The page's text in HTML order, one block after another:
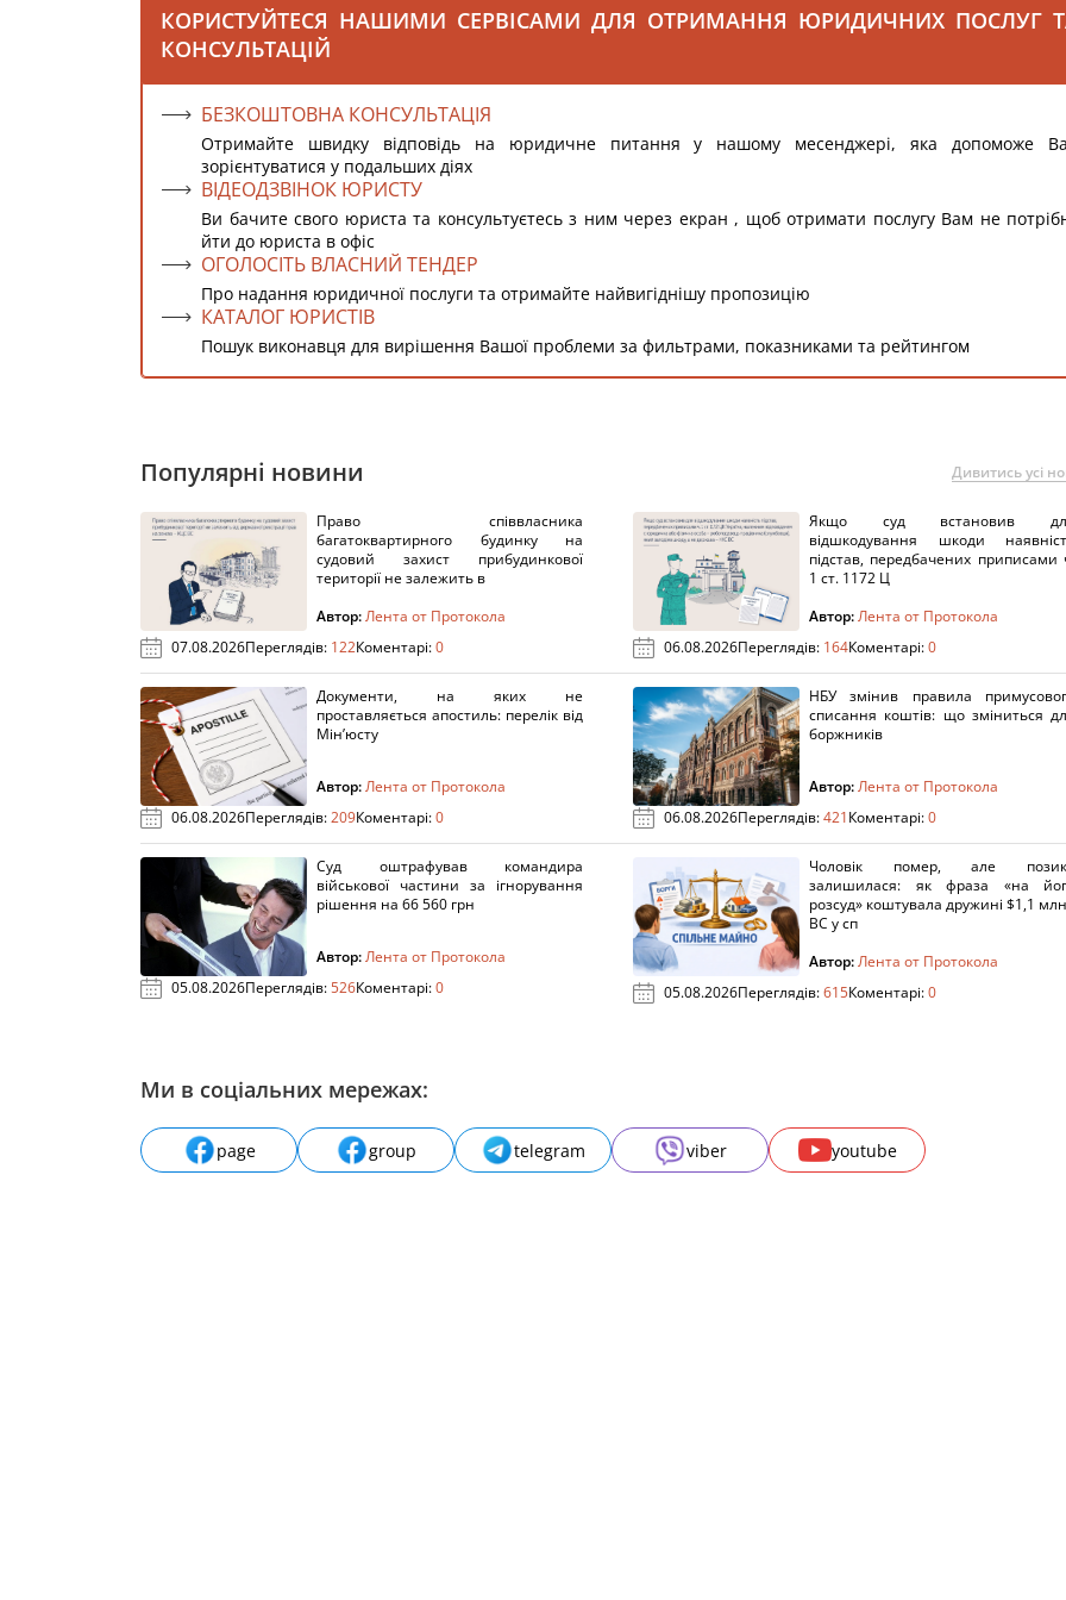
КОРИСТУЙТЕСЯ НАШИМИ СЕРВІСАМИ ДЛЯ ОТРИМАННЯ ЮРИДИЧНИХ ПОСЛУГ
КОНСУЛЬТАЦІЙ
БЕЗКОШТОВНА КОНСУЛЬТАЦІЯ
Отримайте швидку відповідь на юридичне питання у нашому месенджері, яка допоможе
зорієнтуватися у подальших діях
ВІДЕОДЗВІНОК ЮРИСТУ
Ви бачите свого юриста та консультуєтесь з ним через екран , щоб отримати послугу Вам не
йти до юриста в офіс
ОГОЛОСІТЬ ВЛАСНИЙ ТЕНДЕР
Про надання юридичної послуги та отримайте найвигіднішу пропозицію
КАТАЛОГ ЮРИСТІВ
Пошук виконавця для вирішення Вашої проблеми за фильтрами, показниками та рейтингом
Популярні новини Дивитись усі
Право співвласника
багатоквартирного будинку на
судовий захист прибудинкової
території не залежить в
Автор:Лента от Протокола
07.08.2026Переглядів: 122Коментарі:0
Якщо суд встановив
відшкодування шкоди
підстав, передбачених приписами
1 ст. 1172 Ц
Автор:Лента от Протокола
06.08.2026Переглядів: 164Коментарі:0
Документи, на яких не
проставляється апостиль: перелік від
Мін’юсту
Автор:Лента от Протокола
06.08.2026Переглядів:209Коментарі:0
НБУ змінив правила
списання коштів: що зміниться
боржників
Автор:Лента от Протокола
06.08.2026Переглядів:421Коментарі:0
Суд оштрафував командира
військової частини за ігнорування
рішення на 66 560 грн
Автор:Лента от Протокола
05.08.2026Переглядів:526Коментарі:0
Чоловік помер, але
залишилася: як фраза «на
розсуд» коштувала дружині $1,1
ВС у сп
Автор:Лента от Протокола
05.08.2026Переглядів:615Коментарі:0
Ми в соціальних мережах:
page group telegram viber youtube